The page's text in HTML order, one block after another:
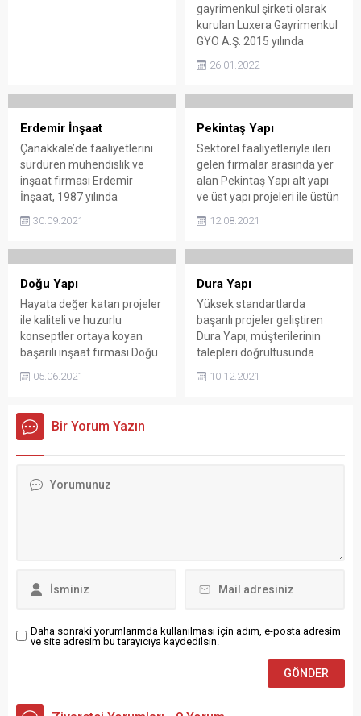
Holding kaliteli ve güven
veren çalışmalarını
sürdürmektedir. Dünyanın
en büyük ilk 250 inşaat
firması...
gayrimenkul şirketi olarak
kurulan Luxera Gayrimenkul
GYO A.Ş. 2015 yılında
Lüks konut ve ticari alanları
etmek amacıyla sektörde
hareket etmektedir. Luxera
Gayrimenkul GYO Hakkında
LUXERA markasıyla
faaliyetlerini sürdüren
Luxera Gayrimenkul GYO
A.Ş. 2015 yılında
kurulmuştur. İstanbul
şirketi olarak...
26.01.2022
Erdemir İnşaat
Çanakkale’de faaliyetlerini
sürdüren mühendislik ve
inşaat firması Erdemir
İnşaat, 1987 yılında
ortaklığı ile yönetilen şirket,
çalışmalarıyla dikkat
çekmektedir. Erdemir İnşaat
Hakkında 1987 yılında
faaliyetlerine başlayan
Erdemir İnşaat, mühendislik
ve inşaat alanında
çalışmaktadır. Çanakkale’de
hayata geçirdiği başarılı
İnşaat...
30.09.2021
Pekintaş Yapı
Sektörel faaliyetleriyle ileri
gelen firmalar arasında yer
alan Pekintaş Yapı alt yapı
ve üst yapı projeleri ile üstün
gerçekleştirmektedir.
Deneyim sahibi başarılı
firma kompleks projeler ile
kaliteli bir çalışma anlayışını
birleştirmiştir. Pekintaş Yapı
konut projeleri, ofis projeleri
gibi projelerin yanı sıra
hastaneler, alışveriş
merkezleri gibi birçok...
12.08.2021
Doğu Yapı
Hayata değer katan projeler
ile kaliteli ve huzurlu
konseptler ortaya koyan
başarılı inşaat firması Doğu
memnuniyetini benimseyen
sürdürüyor. Doğu Yapı
Hakkında Sektörel başarıları
ile faaliyetlerini
05.06.2021
Dura Yapı
Yüksek standartlarda
başarılı projeler geliştiren
Dura Yapı, müşterilerinin
talepleri doğrultusunda
güvenilir yapılar inşa
10.12.2021
Bir Yorum Yazın
Daha sonraki yorumlarımda kullanılması için adım, e-posta adresim
ve site adresim bu tarayıcıya kaydedilsin.